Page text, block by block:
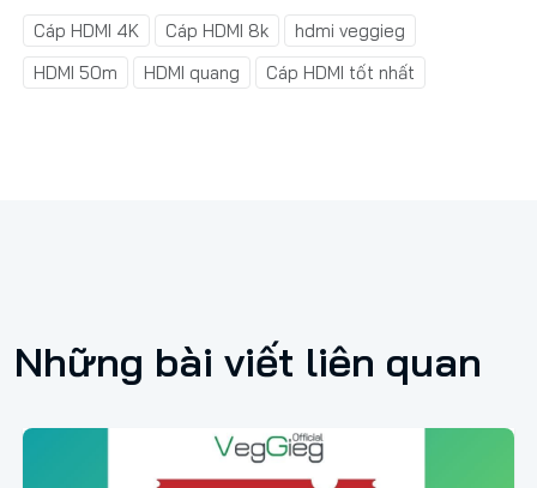
Cáp HDMI 4K Cáp HDMI 8k
hdmi veggieg
HDMI 50m
HDMI quang Cáp HDMI tốt nhất
Những bài viết liên quan